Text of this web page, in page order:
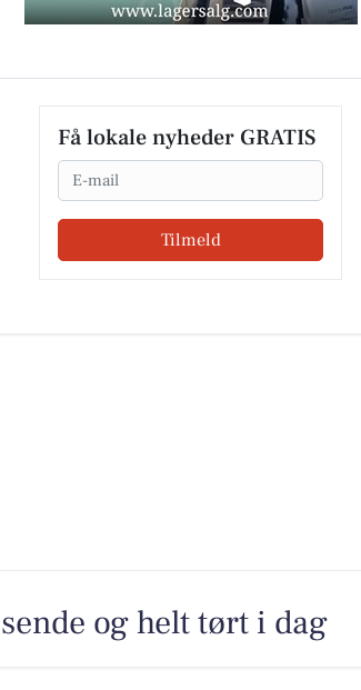
Få lokale nyheder GRATIS
Email
Tilmeld
og helt tørt i dag